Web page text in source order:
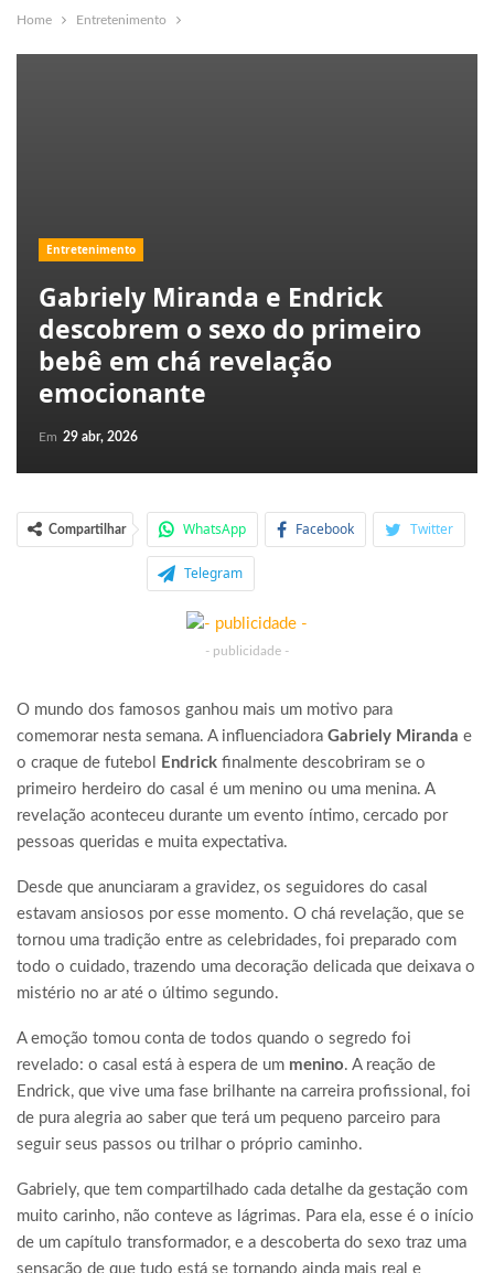
Home Entretenimento
Entretenimento
Gabriely Miranda e Endrick
descobrem o sexo do primeiro
bebê em chá revelação
emocionante
Em 29 abr, 2026
Compartilhar WhatsApp Facebook Twitter
Telegram
- publicidade -
O mundo dos famosos ganhou mais um motivo para
comemorar nesta semana. A influenciadora Gabriely Miranda e
o craque de futebol
Endrick finalmente descobriram se o
primeiro herdeiro do casal é um menino ou uma menina. A
revelação aconteceu durante um evento íntimo, cercado por
pessoas queridas e muita expectativa.
Desde que anunciaram a gravidez, os seguidores do casal
estavam ansiosos por esse momento. O chá revelação, que se
tornou uma tradição entre as celebridades, foi preparado com
todo o cuidado, trazendo uma decoração delicada que deixava o
mistério no ar até o último segundo.
A emoção tomou conta de todos quando o segredo foi
revelado: o casal está à espera de um menino. A reação de
Endrick, que vive uma fase brilhante na carreira profissional, foi
de pura alegria ao saber que terá um pequeno parceiro para
seguir seus passos ou trilhar o próprio caminho.
Gabriely, que tem compartilhado cada detalhe da gestação com
muito carinho, não conteve as lágrimas. Para ela, esse é o início
de um capítulo transformador, e a descoberta do sexo traz uma
sensação de que tudo está se tornando ainda mais real e